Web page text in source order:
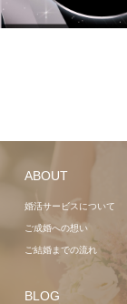
ABOUT
婚活サービスについて
ご成婚への想い
ご結婚までの流れ
BLOG